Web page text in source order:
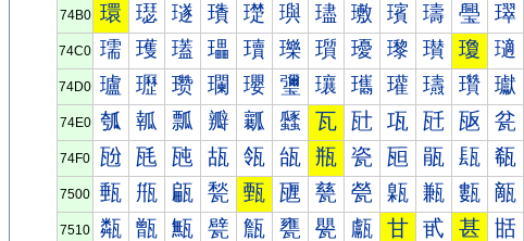
74B0 環 璱 璲 璳 璴 璵 璶 璷 璸 璹 璺 璻
74C0 瓀 瓁 瓂 瓃 瓄 瓅 瓆 瓇 瓈 瓉 瓊 瓋
74D0 瓐 瓑 瓒 瓓 瓔 瓕 瓖 瓗 瓘 瓙 瓚 瓛
74E0 瓠 瓡 瓢 瓣 瓤 瓥 瓦 瓧 瓨 瓩 瓪 瓫
74F0 瓰 瓱 瓲 瓳 瓴 瓵 瓶 瓷 瓸 瓹 瓺 瓻
7500 甀 甁 甂 甃 甄 甅 甆 甇 甈 甉 甊 甋
7510 甐 甑 甒 甓 甔 甕 甖 甗 甘 甙 甚 甛